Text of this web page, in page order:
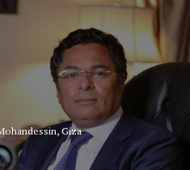
Giza